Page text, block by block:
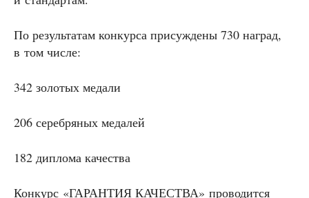
По результатам конкурса присуждены 730 наград,
в том числе:
342 золотых медали
206 серебряных медалей
182 диплома качества
Конкурс «ГАРАНТИЯ КАЧЕСТВА» проводится